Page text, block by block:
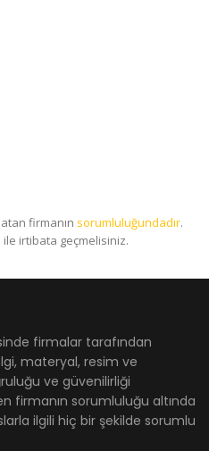
firmanın sorumluluğundadır.
ile irtibata geçmelisiniz.
firmalar tarafından
materyal, resim ve
ve güvenilirliği
firmanın sorumluluğu altında
ilgili hiç bir şekilde sorumlu